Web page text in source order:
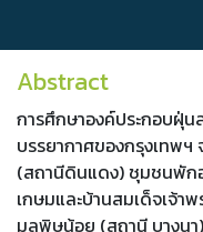
Abstract
การศึกษาองค์ประกอบฝุ่น
บรรยากาศของกรุงเทพ
(สถานีดินแดง) ชุมชนพัก
เกษมและบ้านสมเด็จเจ้า
มลพิษน้อย (สถานี บางนา